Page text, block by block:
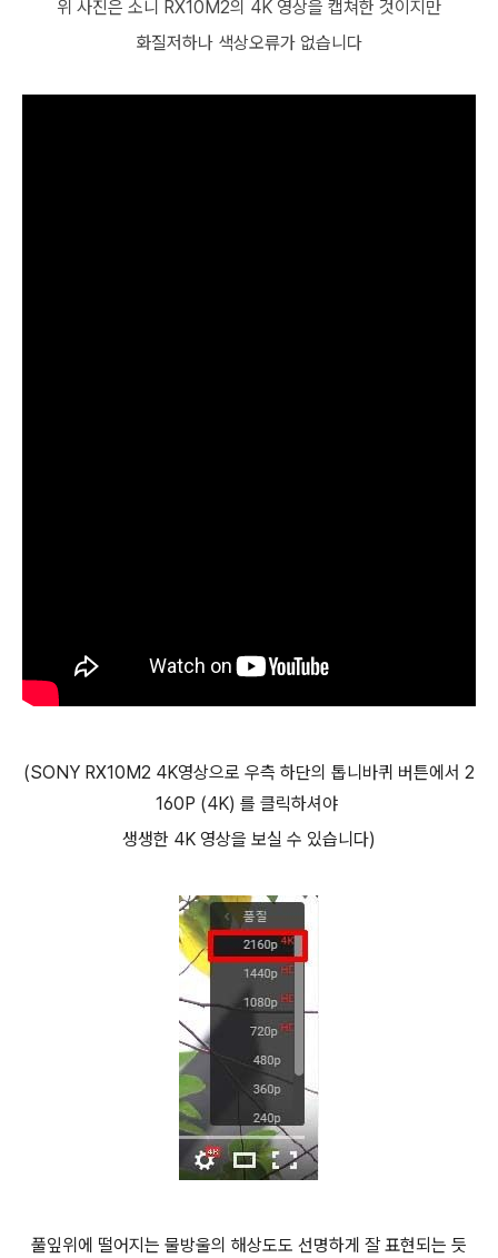
위 사진은 소니 RX10M2의 4K 영상을 캡쳐한 것이지만
화질저하나 색상오류가 없습니다
(SONY RX10M2 4K영상으로 우측 하단의 톱니바퀴 버튼에서 2
160P (4K) 를 클릭하셔야
생생한 4K 영상을 보실 수 있습니다)
풀잎위에 떨어지는 물방울의 해상도도 선명하게 잘 표현되는 듯